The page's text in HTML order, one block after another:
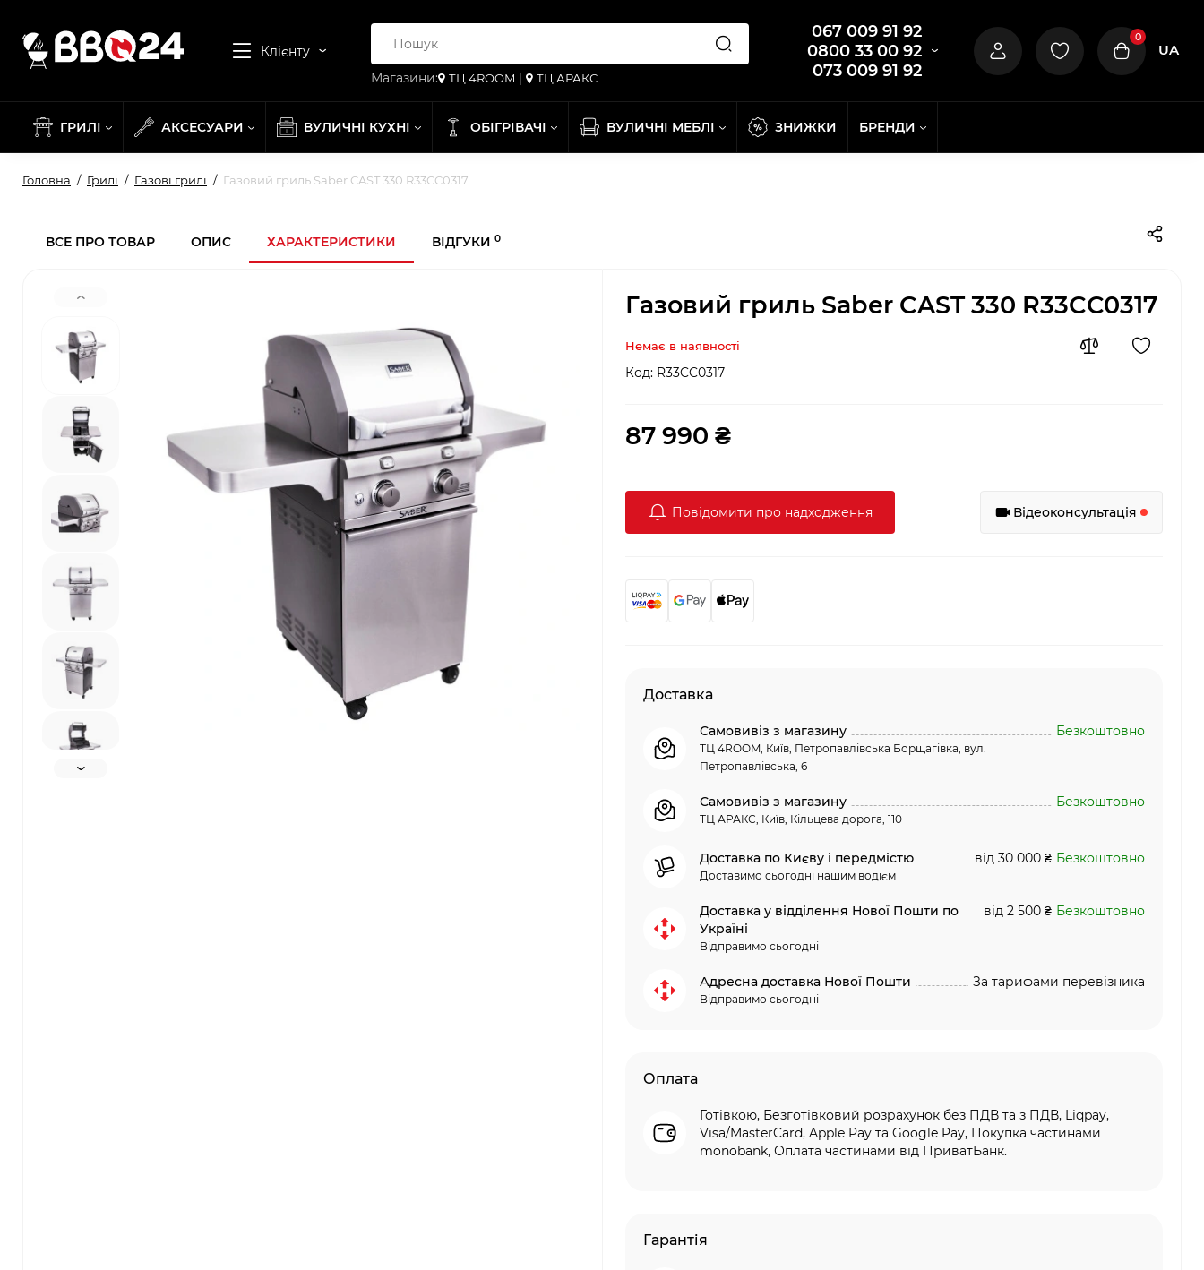
Клієнту
067 009 91 92
0800 33 00 92
073 009 91 92
Магазини: ТЦ 4ROOM | ТЦ АРАКС
0
UA
ГРИЛІ АКСЕСУАРИ ВУЛИЧНІ КУХНІ ОБІГРІВАЧІ ВУЛИЧНІ МЕБЛІ ЗНИЖКИ БРЕНДИ
Головна Грилі Газові грилі Газовий гриль Saber CAST 330 R33CC0317
ВСЕ ПРО ТОВАР ОПИС ХАРАКТЕРИСТИКИ ВІДГУКИ 0
Газовий гриль Saber CAST 330 R33CC0317
Немає в наявності
Код: R33CC0317
87 990 ₴
Повідомити про надходження Відеоконсультація
Доставка
Самовивіз з магазину
ТЦ 4ROOM, Київ, Петропавлівська Борщагівка, вул.
Петропавлівська, 6
Безкоштовно
Самовивіз з магазину
ТЦ АРАКС, Київ, Кільцева дорога, 110
Безкоштовно
Доставка по Києву і передмістю
Доставимо сьогодні нашим водієм
від 30 000 ₴ Безкоштовно
Доставка у відділення Нової Пошти по
Україні
Відправимо сьогодні
від 2 500 ₴ Безкоштовно
Адресна доставка Нової Пошти
Відправимо сьогодні
За тарифами перевізника
Оплата
Готівкою, Безготівковий розрахунок без ПДВ та з ПДВ, Liqpay,
Visa/MasterCard, Apple Pay та Google Pay, Покупка частинами
monobank, Оплата частинами від ПриватБанк.
Гарантія